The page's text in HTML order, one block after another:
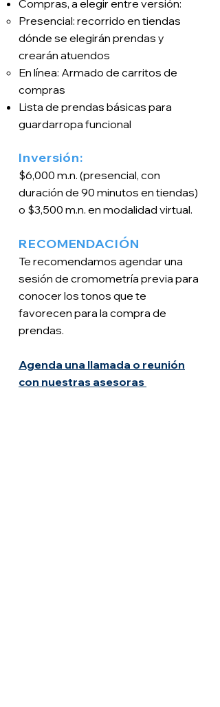
Compras, a elegir entre versión:
Presencial: recorrido en tiendas
dónde se elegirán prendas y
crearán atuendos
En línea: Armado de carritos de
compras
Lista de prendas básicas para
guardarropa funcional
Inversión:
$6,000 m.n. (presencial, con
duración de 90 minutos en tiendas)
o $3,500 m.n. en modalidad virtual.
RECOMENDACIÓN
Te recomendamos agendar una
sesión de cromometría previa para
conocer los tonos que te
favorecen para la compra de
prendas.
Agenda una llamada o reunión
con nuestras asesoras